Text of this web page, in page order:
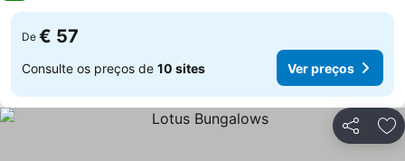
De € 57
Consulte os preços de 10 sites Ver preços
Partilhar